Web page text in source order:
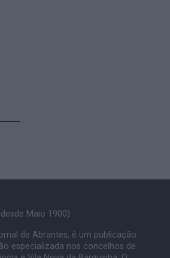
Maio 1900).
de Abrantes, é um publicação
especializada nos concelhos de